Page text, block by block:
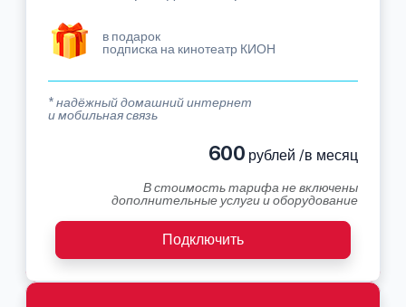
в подарок
подписка на кинотеатр КИОН
* надёжный домашний интернет
и мобильная связь
600 рублей /в месяц
В стоимость тарифа не включены
дополнительные услуги и оборудование
Подключить